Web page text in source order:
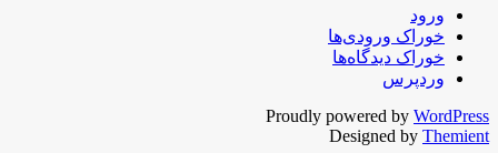
ورود
خوراک ورودی‌ها
خوراک دیدگاه‌ها
وردپرس
Proudly powered by WordPress
Designed by Themient